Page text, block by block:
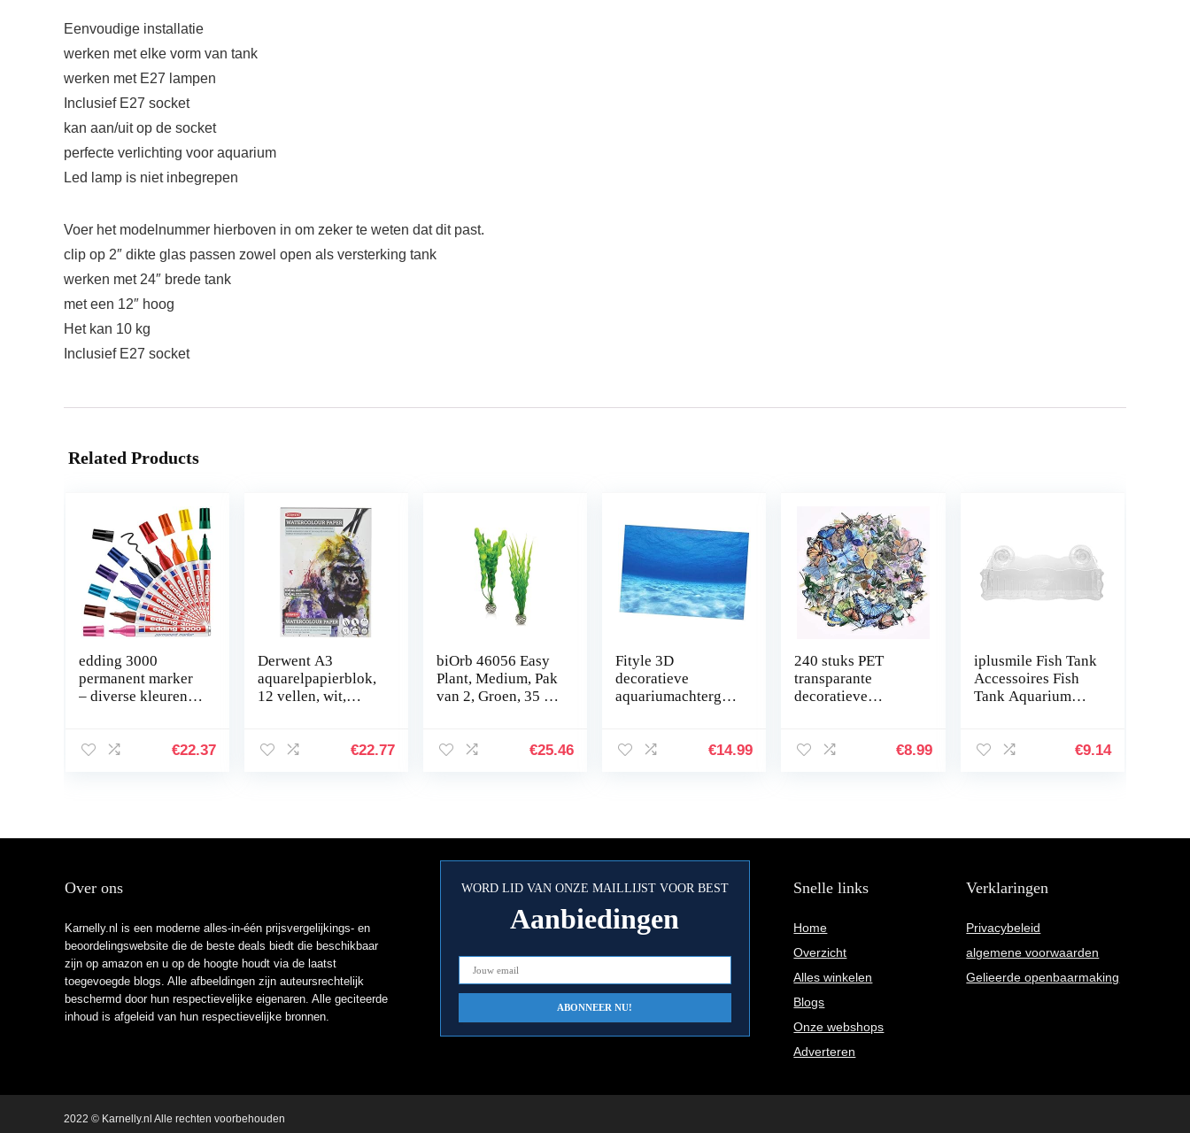
Eenvoudige installatie
werken met elke vorm van tank
werken met E27 lampen
Inclusief E27 socket
kan aan/uit op de socket
perfecte verlichting voor aquarium
Led lamp is niet inbegrepen
Voer het modelnummer hierboven in om zeker te weten dat dit past.
clip op 2″ dikte glas passen zowel open als versterking tank
werken met 24″ brede tank
met een 12″ hoog
Het kan 10 kg
Inclusief E27 socket
Related Products
edding 3000
permanent marker
– diverse kleuren –
punt 1,5-3 mm –
€22.37
Derwent A3
aquarelpapierblok,
12 vellen, wit,
meerkleurig
€22.77
biOrb 46056 Easy
Plant, Medium, Pak
van 2, Groen, 35 x
€25.46
Fityle 3D
decoratieve
aquariumachtergro
achtergrondstof,
€14.99
240 stuks PET
transparante
decoratieve
stickers set voor€8.99
iplusmile Fish Tank
Accessoires Fish
Tank Aquarium
Houder met
€9.14
Over ons
Karnelly.nl is een moderne alles-in-één prijsvergelijkings- en
beoordelingswebsite die de beste deals biedt die beschikbaar
zijn op amazon en u op de hoogte houdt via de laatst
toegevoegde blogs. Alle afbeeldingen zijn auteursrechtelijk
beschermd door hun respectievelijke eigenaren. Alle geciteerde
inhoud is afgeleid van hun respectievelijke bronnen.
WORD LID VAN ONZE MAILLIJST VOOR BEST
Aanbiedingen
Snelle links
Home
Overzicht
Alles winkelen
Blogs
Onze webshops
Adverteren
Verklaringen
Privacybeleid
algemene voorwaarden
Gelieerde openbaarmaking
2022 © Karnelly.nl Alle rechten voorbehouden